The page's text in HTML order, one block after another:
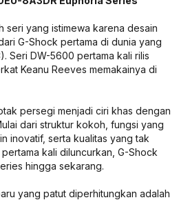
seri yang istimewa karena desain
G-Shock pertama di dunia yang
Seri DW-5600 pertama kali rilis
Keanu Reeves memakainya di
persegi menjadi ciri khas dengan
dari struktur kokoh, fungsi yang
inovatif, serta kualitas yang tak
kali diluncurkan, G-Shock
hingga sekarang.
yang patut diperhitungkan adalah